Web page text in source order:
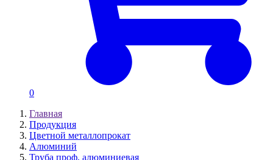
0
Главная
Продукция
Цветной металлопрокат
Алюминий
Труба проф. алюминиевая